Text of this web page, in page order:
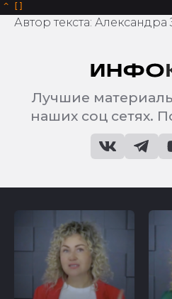
^
Автор текста: Александра
Лучшие
наших соц сетях.